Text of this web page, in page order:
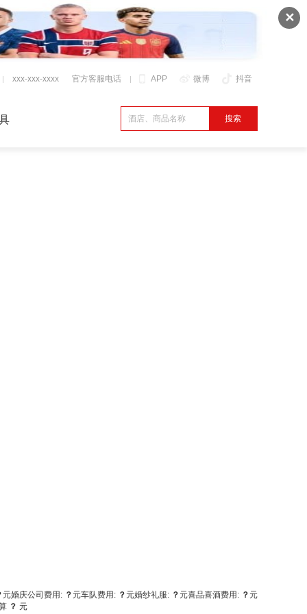
✕
APP 微博 抖音
xxx-xxx-xxxx 官方客服电话
元婚庆公司费用: ？元车队费用: ？元婚纱礼服: ？元喜品喜酒费用: ？元
？ 元